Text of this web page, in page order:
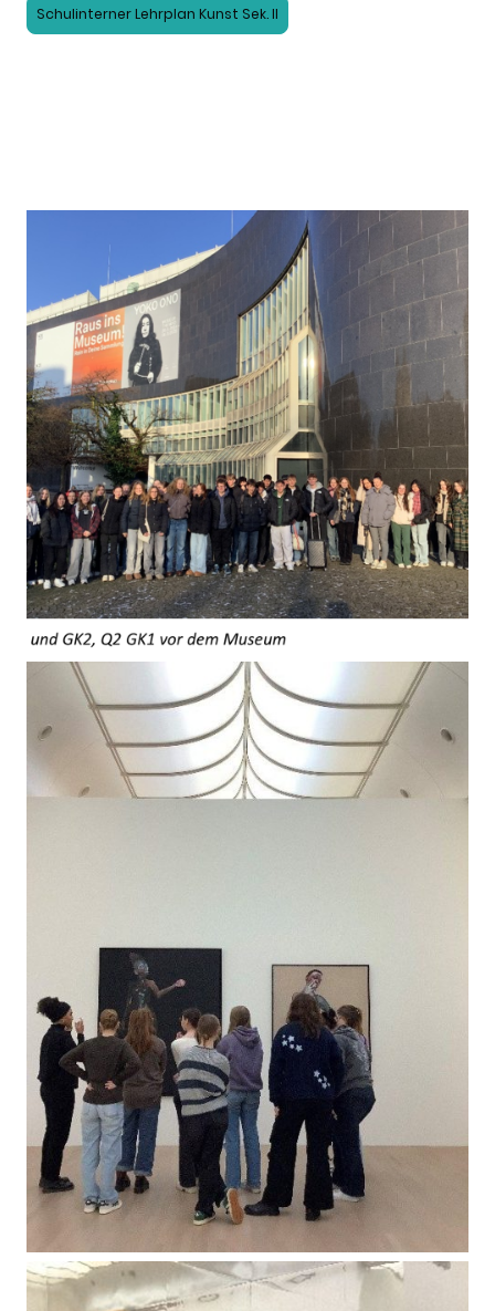
Schulinterner Lehrplan Kunst Sek. II